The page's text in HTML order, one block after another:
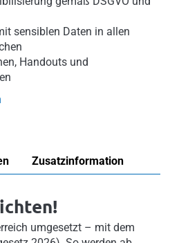
sensiblen Daten in allen
Handouts und
Zusatzinformation
umgesetzt – mit dem